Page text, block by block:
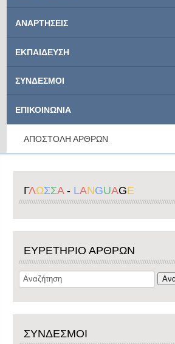
ΑΝΑΡΤΗΣΕΙΣ
ΕΚΠΑΙΔΕΥΣΗ
ΣΥΝΔΕΣΜΟΙ
ΕΠΙΚΟΙΝΩΝΙΑ
ΑΠΟΣΤΟΛΗ ΑΡΘΡΩΝ
ΓΛΩΣΣΑ - LANGUAGE
ΕΥΡΕΤΗΡΙΟ ΑΡΘΡΩΝ
ΣΥΝΔΕΣΜΟΙ